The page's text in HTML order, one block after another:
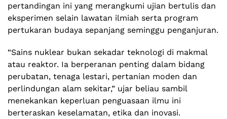
pertandingan ini yang merangkumi ujian bertulis dan
eksperimen selain lawatan ilmiah serta program
pertukaran budaya sepanjang seminggu penganjuran.
“Sains nuklear bukan sekadar teknologi di makmal
atau reaktor. Ia berperanan penting dalam bidang
perubatan, tenaga lestari, pertanian moden dan
perlindungan alam sekitar,” ujar beliau sambil
menekankan keperluan penguasaan ilmu ini
berteraskan keselamatan, etika dan inovasi.